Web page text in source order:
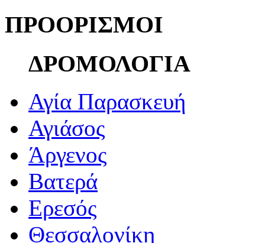
ΠΡΟΟΡΙΣΜΟΙ
ΔΡΟΜΟΛΟΓΙΑ
Αγία Παρασκευή
Αγιάσος
Άργενος
Βατερά
Ερεσός
Θεσσαλονίκη